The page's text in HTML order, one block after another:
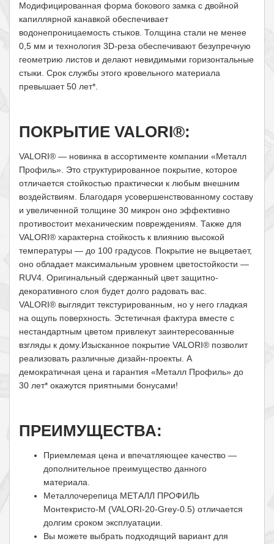
Модифицированная форма бокового замка с двойной
капиллярной канавкой обеспечивает
водонепроницаемость стыков. Толщина стали не менее
0,5 мм и технология 3D-реза обеспечивают безупречную
геометрию листов и делают невидимыми горизонтальные
стыки. Срок службы этого кровельного материала
превышает 50 лет*.
ПОКРЫТИЕ VALORI®:
VALORI® — новинка в ассортименте компании «Металл
Профиль». Это структурированное покрытие, которое
отличается стойкостью практически к любым внешним
воздействиям. Благодаря усовершенствованному составу
и увеличенной толщине 30 микрон оно эффективно
противостоит механическим повреждениям. Также для
VALORI® характерна стойкость к влиянию высокой
температуры — до 100 градусов. Покрытие не выцветает,
оно обладает максимальным уровнем цветостойкости —
RUV4. Оригинальный сдержанный цвет защитно-
декоративного слоя будет долго радовать вас.
VALORI® выглядит текстурированным, но у него гладкая
на ощупь поверхность. Эстетичная фактура вместе с
нестандартным цветом привлекут заинтересованные
взгляды к дому.Изысканное покрытие VALORI® позволит
реализовать различные дизайн-проекты. А
демократичная цена и гарантия «Металл Профиль» до
30 лет* окажутся приятными бонусами!
ПРЕИМУЩЕСТВА:
Приемлемая цена и впечатляющее качество —
дополнительное преимущество данного
материала.
Металлочерепица МЕТАЛЛ ПРОФИЛЬ
Монтекристо-M (VALORI-20-Grey-0.5) отличается
долгим сроком эксплуатации.
Вы можете выбрать подходящий вариант для